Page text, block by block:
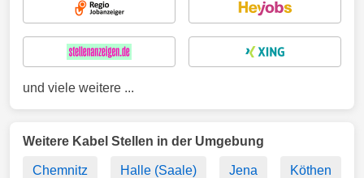
und viele weitere ...
Weitere Kabel Stellen in der Umgebung
Chemnitz Halle (Saale) Jena Köthen